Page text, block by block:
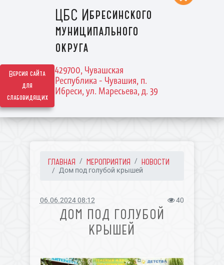
Версия сайта
для
слабовидящих
ЦБС Ибресинского
муниципального
округа
429700, Чувашская
Республика - Чувашия, п.
Ибреси, ул. Маресьева, д. 39
ГЛАВНАЯ МЕРОПРИЯТИЯ НОВОСТИ
Дом под голубой крышей
06.06.2024 08:12 40
ДОМ ПОД ГОЛУБОЙ
КРЫШЕЙ